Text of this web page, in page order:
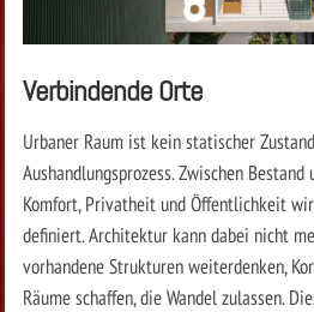
Verbindende Orte
Urbaner Raum ist kein statischer
Aushandlungsprozess. Zwischen
Komfort, Privatheit und Öffentlichkeit
definiert. Architektur kann dabei nicht
vorhandene Strukturen weiterdenken,
Räume schaffen, die Wandel zulassen.